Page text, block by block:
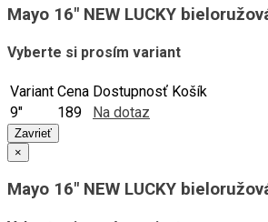
Mayo 16" NEW LUCKY
Vyberte si prosím variant
Variant Cena Dostupnosť Košík
9"
189 Na dotaz
Zavrieť
×
Mayo 16" NEW LUCKY